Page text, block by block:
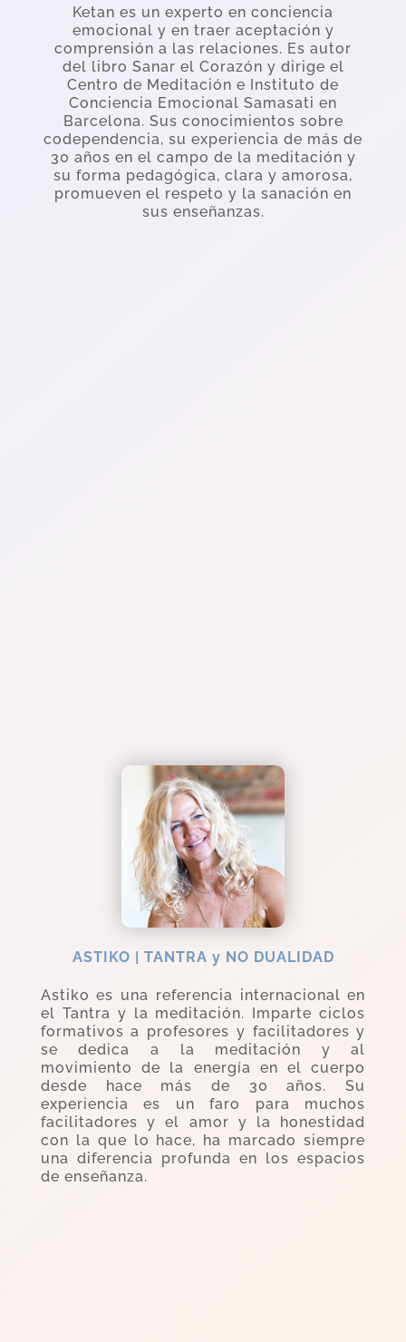
ASTIKO | TANTRA y NO DUALIDAD
Astiko es una referencia internacional en
el Tantra y la meditación. Imparte ciclos
formativos a profesores y facilitadores y
se dedica a la meditación y al
movimiento de la energía en el cuerpo
desde hace más de 30 años. Su
experiencia es un faro para muchos
facilitadores y el amor y la honestidad
con la que lo hace, ha marcado siempre
una diferencia profunda en los espacios
de enseñanza.
Ketan es un experto en conciencia
emocional y en traer aceptación y
comprensión a las relaciones. Es autor
del libro Sanar el Corazón y dirige el
Centro de Meditación e Instituto de
Conciencia Emocional Samasati en
Barcelona. Sus conocimientos sobre
codependencia, su experiencia de más de
30 años en el campo de la meditación y
su forma pedagógica, clara y amorosa,
promueven el respeto y la sanación en
sus enseñanzas.